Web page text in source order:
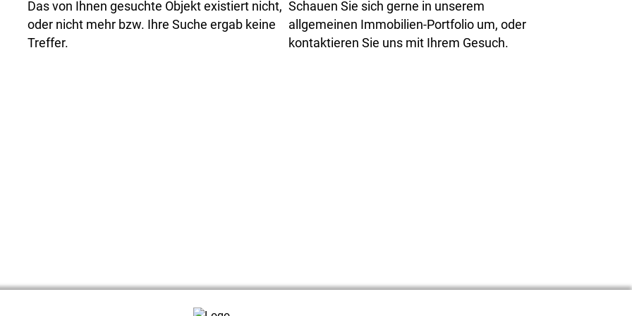
Das von Ihnen gesuchte Objekt existiert nicht,
oder nicht mehr bzw. Ihre Suche ergab keine
Treffer.
Schauen Sie sich gerne in unserem
allgemeinen Immobilien-Portfolio um, oder
kontaktieren Sie uns mit Ihrem Gesuch.